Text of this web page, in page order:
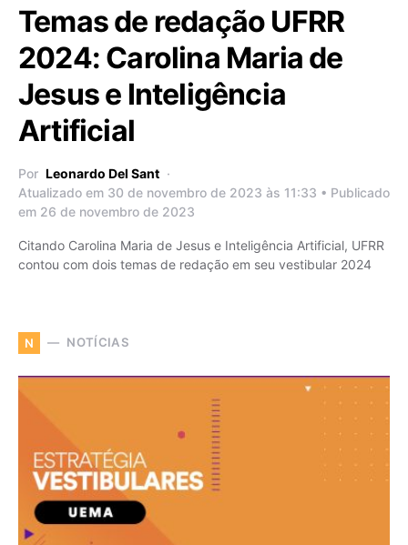
Temas de redação UFRR
2024: Carolina Maria de
Jesus e Inteligência
Artificial
Por Leonardo Del Sant
Atualizado em 30 de novembro de 2023 às 11:33 • Publicado
em 26 de novembro de 2023
Citando Carolina Maria de Jesus e Inteligência Artificial, UFRR
contou com dois temas de redação em seu vestibular 2024
N NOTÍCIAS